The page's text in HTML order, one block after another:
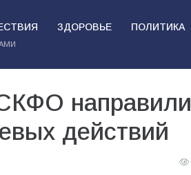
ЗДОРОВЬЕ ПОЛИТИКА
направили
действий